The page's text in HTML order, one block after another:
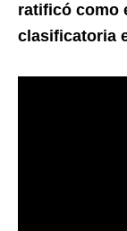
ratificó como
clasificatoria